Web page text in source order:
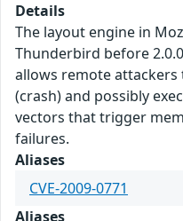
Details
The layout engine in
Thunderbird before
allows remote attackers
(crash) and possibly
vectors that trigger
failures.
Aliases
CVE-2009-0771
Aliases